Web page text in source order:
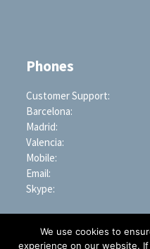
Phones
Customer Support:
Barcelona:
Madrid:
Valencia:
Mobile:
Email:
Skype:
We use cookies to
experience on our website.